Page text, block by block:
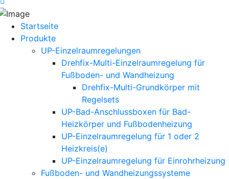
Startseite
Produkte
UP-Einzelraumregelungen
Drehfix-Multi-Einzelraumregelung für
Fußboden- und Wandheizung
Drehfix-Multi-Grundkörper mit
Regelsets
UP-Bad-Anschlussboxen für Bad-
Heizkörper und Fußbodenheizung
UP-Einzelraumregelung für 1 oder 2
Heizkreis(e)
UP-Einzelraumregelung für Einrohrheizung
Fußboden- und Wandheizungssysteme